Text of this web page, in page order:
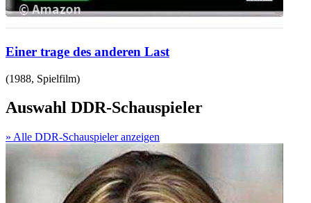
Einer trage des anderen Last
(1988, Spielfilm)
Auswahl DDR-Schauspieler
» Alle DDR-Schauspieler anzeigen